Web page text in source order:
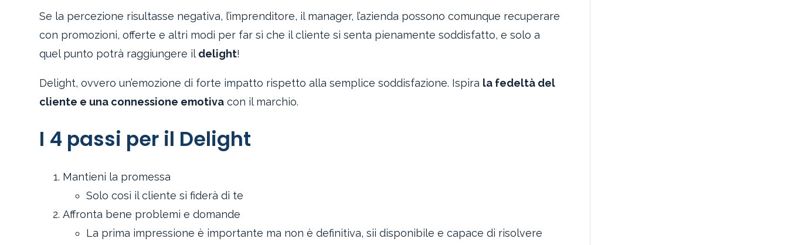
Se la percezione risultasse negativa, l’imprenditore, il manager, l’azienda possono comunque recuperare
con promozioni, offerte e altri modi per far sì che il cliente si senta pienamente soddisfatto, e solo a
quel punto potrà raggiungere ildelight!
Delight, ovvero un’emozione di forte impatto rispetto alla semplice soddisfazione. Ispira la fedeltà del
cliente e una connessione emotiva con il marchio.
I 4 passi per il Delight
Mantieni la promessa
Solo così il cliente si fiderà di te
Affronta bene problemi e domande
La prima impressione è importante ma non è definitiva, sii disponibile e capace di risolvere